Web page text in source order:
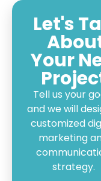
Let's
Your
Tell us your
and we will
customized
marketing
strategy.